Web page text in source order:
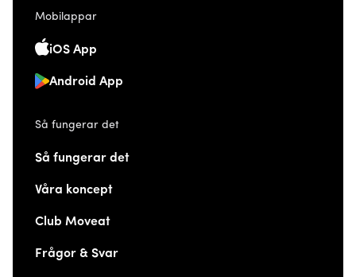
Mobilappar
iOS App
Android App
Så fungerar det
Så fungerar det
Våra koncept
Club Moveat
Frågor & Svar